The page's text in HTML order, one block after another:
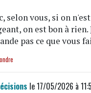
selon vous, si on
on est bon à rien.
pas ce que vous
le 17/05/2026 à